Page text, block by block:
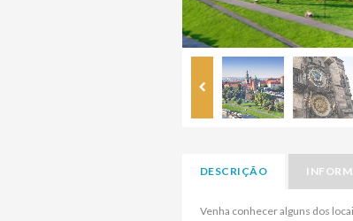
DESCRIÇÃO
Venha conhecer alguns dos